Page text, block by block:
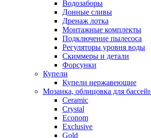
Водозаборы
Донные сливы
Дренаж лотка
Монтажные комплекты
Подключение пылесоса
Регуляторы уровня воды
Скиммеры и детали
Форсунки
Купели
Купели нержавеющие
Мозаика, облицовка для
Ceramic
Crystal
Econom
Exclusive
Gold